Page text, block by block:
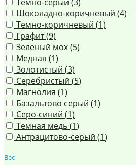
Шоколадно-коричневый (4)
Темно-коричневый (1)
Графит (9)
Зеленый мох (5)
Медная (1)
Золотистый (3)
Серебристый (5)
Магнолия (1)
Базальтово серый (1)
Серо-синий (1)
Темная медь (1)
Антрацитово-серый (1)
Вес